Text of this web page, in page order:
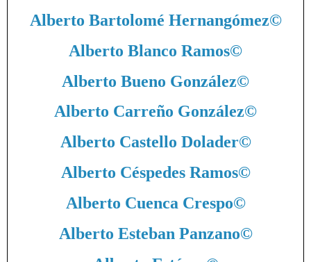
Alberto Bartolomé Hernangómez©
Alberto Blanco Ramos©
Alberto Bueno González©
Alberto Carreño González©
Alberto Castello Dolader©
Alberto Céspedes Ramos©
Alberto Cuenca Crespo©
Alberto Esteban Panzano©